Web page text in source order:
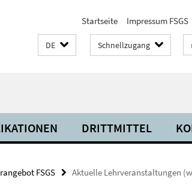
Startseite Impressum FSGS
DE Schnellzugang
DRITTMITTEL
FSGS
Aktuelle Lehrveranstaltungen